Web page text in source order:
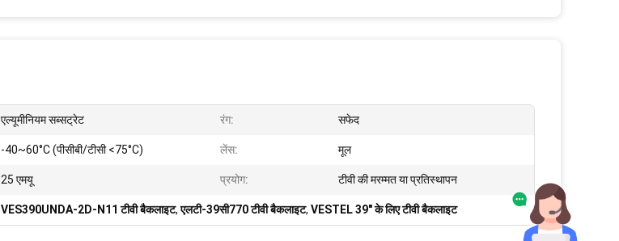
एल्यूमीनियम सब्सट्रेट रंग: सफेद
-40~60°C (पीसीबी/टीसी <75°C) लेंस: मूल
25 एमयू प्रयोग: टीवी की मरम्मत या प्रतिस्थापन
VES390UNDA-2D-N11 टीवी बैकलाइट,एलटी-39सी770 टीवी बैकलाइट, VESTEL 39" के लिए टीवी बैकलाइट